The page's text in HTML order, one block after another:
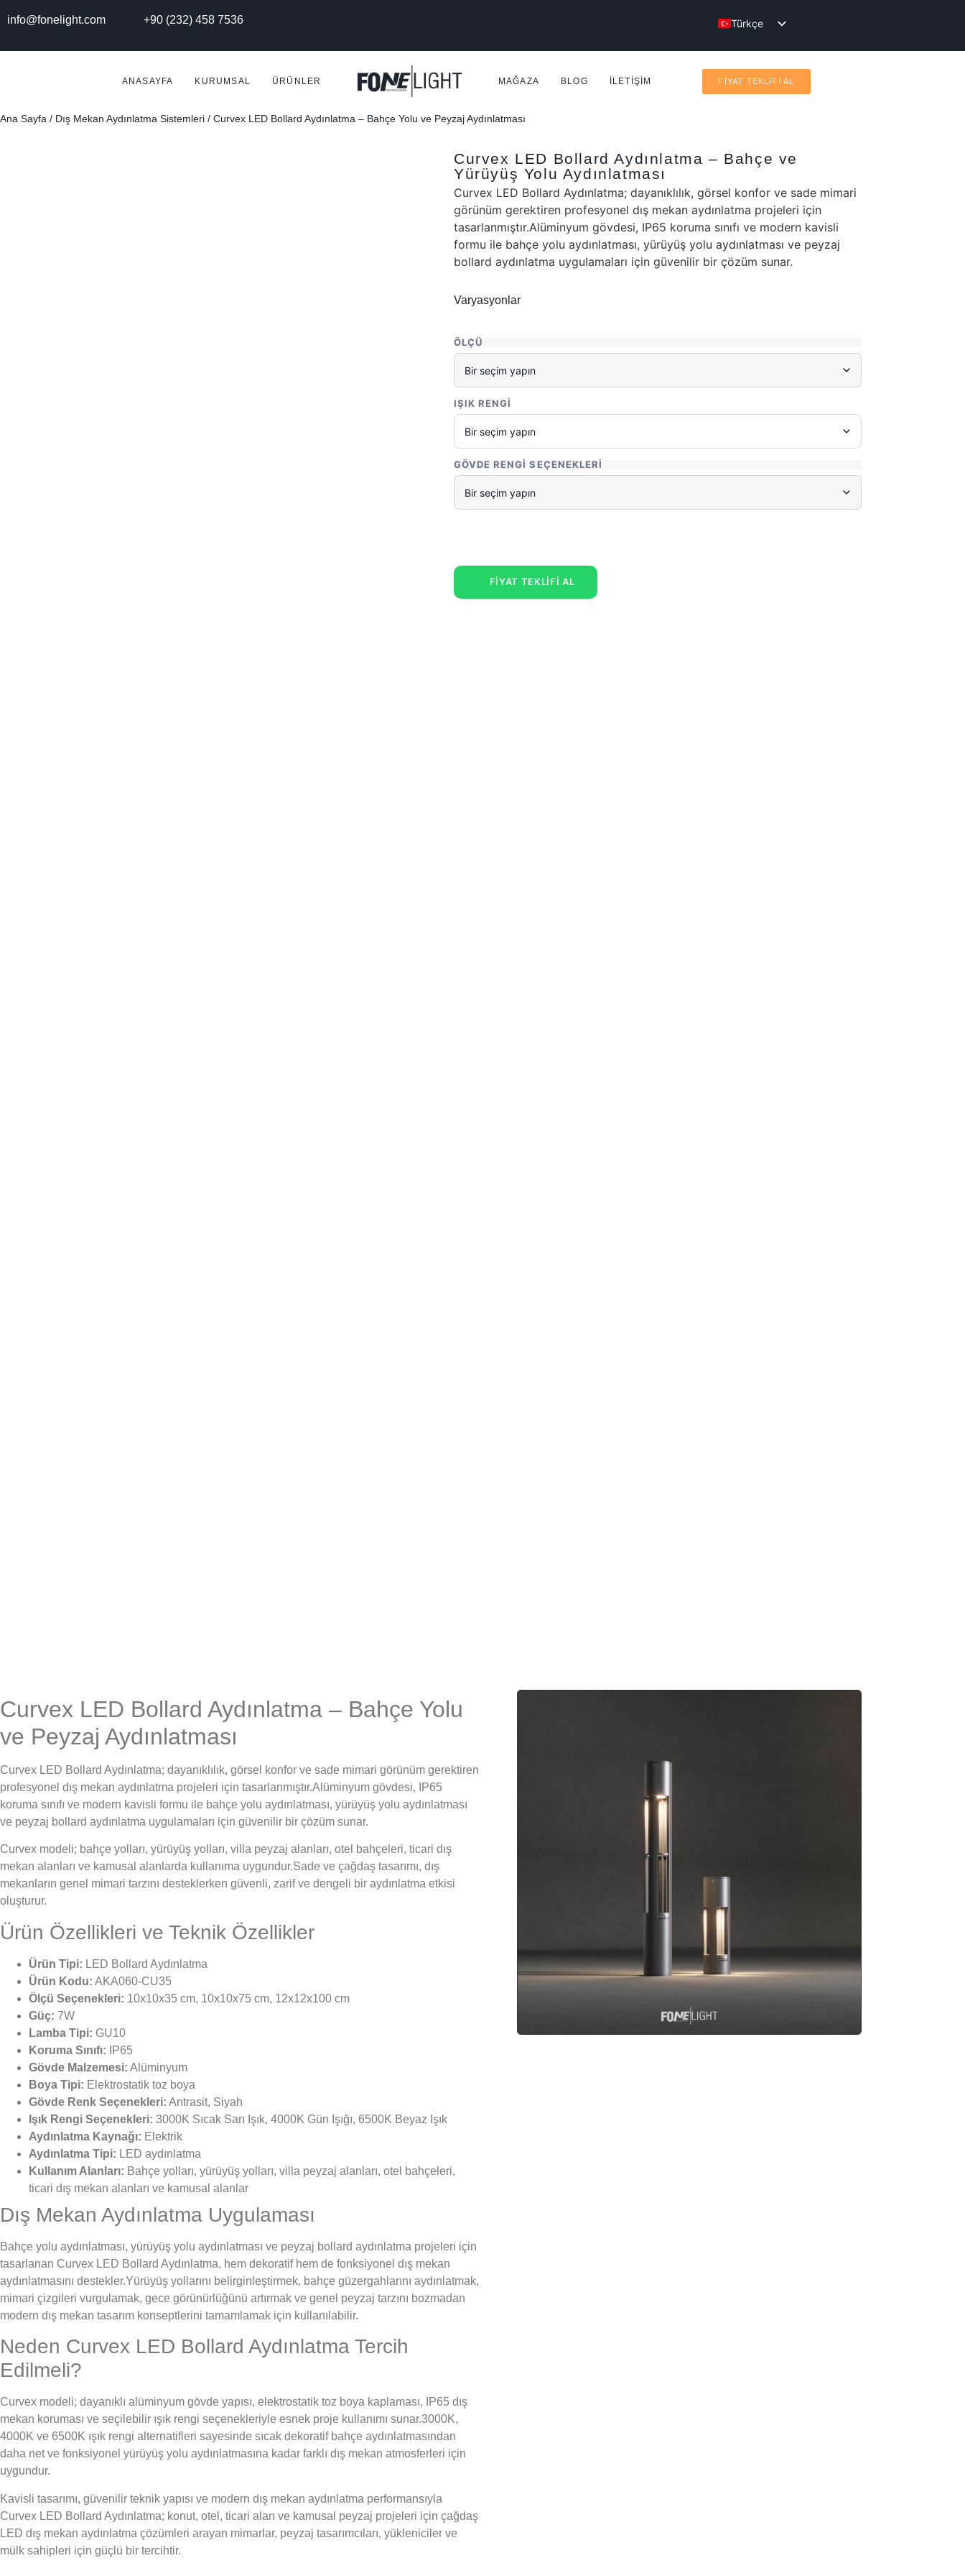
info@fonelight.com +90 (232) 458 7536
Türkçe
ANASAYFA KURUMSAL ÜRÜNLER MAĞAZA BLOG İLETIŞIM FİYAT TEKLİFİ AL
Ana Sayfa / Dış Mekan Aydınlatma Sistemleri / Curvex LED Bollard Aydınlatma – Bahçe Yolu ve Peyzaj Aydınlatması
Curvex LED Bollard Aydınlatma – Bahçe ve
Yürüyüş Yolu Aydınlatması
Curvex LED Bollard Aydınlatma; dayanıklılık, görsel konfor ve sade mimari
görünüm gerektiren profesyonel dış mekan aydınlatma projeleri için
tasarlanmıştır.Alüminyum gövdesi, IP65 koruma sınıfı ve modern kavisli
formu ile bahçe yolu aydınlatması, yürüyüş yolu aydınlatması ve peyzaj
bollard aydınlatma uygulamaları için güvenilir bir çözüm sunar.
Varyasyonlar
ÖLÇÜ
IŞIK RENGI
GÖVDE RENGI SEÇENEKLERI
FİYAT TEKLİFİ AL
Curvex LED Bollard Aydınlatma – Bahçe Yolu
ve Peyzaj Aydınlatması
Curvex LED Bollard Aydınlatma; dayanıklılık, görsel konfor ve sade mimari görünüm gerektiren
profesyonel dış mekan aydınlatma projeleri için tasarlanmıştır.Alüminyum gövdesi, IP65
koruma sınıfı ve modern kavisli formu ile bahçe yolu aydınlatması, yürüyüş yolu aydınlatması
ve peyzaj bollard aydınlatma uygulamaları için güvenilir bir çözüm sunar.
Curvex modeli; bahçe yolları, yürüyüş yolları, villa peyzaj alanları, otel bahçeleri, ticari dış
mekan alanları ve kamusal alanlarda kullanıma uygundur.Sade ve çağdaş tasarımı, dış
mekanların genel mimari tarzını desteklerken güvenli, zarif ve dengeli bir aydınlatma etkisi
oluşturur.
Ürün Özellikleri ve Teknik Özellikler
Ürün Tipi: LED Bollard Aydınlatma
Ürün Kodu: AKA060-CU35
Ölçü Seçenekleri: 10x10x35 cm, 10x10x75 cm, 12x12x100 cm
Güç: 7W
Lamba Tipi: GU10
Koruma Sınıfı: IP65
Gövde Malzemesi: Alüminyum
Boya Tipi: Elektrostatik toz boya
Gövde Renk Seçenekleri: Antrasit, Siyah
Işık Rengi Seçenekleri: 3000K Sıcak Sarı Işık, 4000K Gün Işığı, 6500K Beyaz Işık
Aydınlatma Kaynağı: Elektrik
Aydınlatma Tipi: LED aydınlatma
Kullanım Alanları: Bahçe yolları, yürüyüş yolları, villa peyzaj alanları, otel bahçeleri,
ticari dış mekan alanları ve kamusal alanlar
Dış Mekan Aydınlatma Uygulaması
Bahçe yolu aydınlatması, yürüyüş yolu aydınlatması ve peyzaj bollard aydınlatma projeleri için
tasarlanan Curvex LED Bollard Aydınlatma, hem dekoratif hem de fonksiyonel dış mekan
aydınlatmasını destekler.Yürüyüş yollarını belirginleştirmek, bahçe güzergahlarını aydınlatmak,
mimari çizgileri vurgulamak, gece görünürlüğünü artırmak ve genel peyzaj tarzını bozmadan
modern dış mekan tasarım konseptlerini tamamlamak için kullanılabilir.
Neden Curvex LED Bollard Aydınlatma Tercih
Edilmeli?
Curvex modeli; dayanıklı alüminyum gövde yapısı, elektrostatik toz boya kaplaması, IP65 dış
mekan koruması ve seçilebilir ışık rengi seçenekleriyle esnek proje kullanımı sunar.3000K,
4000K ve 6500K ışık rengi alternatifleri sayesinde sıcak dekoratif bahçe aydınlatmasından
daha net ve fonksiyonel yürüyüş yolu aydınlatmasına kadar farklı dış mekan atmosferleri için
uygundur.
Kavisli tasarımı, güvenilir teknik yapısı ve modern dış mekan aydınlatma performansıyla
Curvex LED Bollard Aydınlatma; konut, otel, ticari alan ve kamusal peyzaj projeleri için çağdaş
LED dış mekan aydınlatma çözümleri arayan mimarlar, peyzaj tasarımcıları, yükleniciler ve
mülk sahipleri için güçlü bir tercihtir.